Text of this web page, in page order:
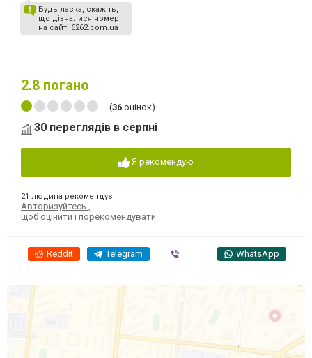
Будь ласка, скажіть,
що дізналися номер
на сайті 6262.com.ua
2.8 погано
(36 оцінок)
30 переглядів в серпні
Я рекомендую
21 людина рекомендує
Авторизуйтесь
щоб оцінити і порекомендувати
Reddit Telegram WhatsApp